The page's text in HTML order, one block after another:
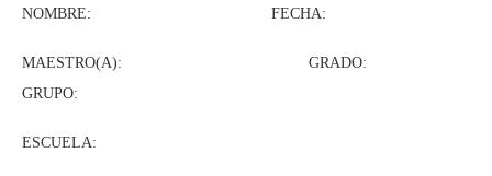
NOMBRE: FECHA:
MAESTRO(A): GRADO:
GRUPO:
ESCUELA: